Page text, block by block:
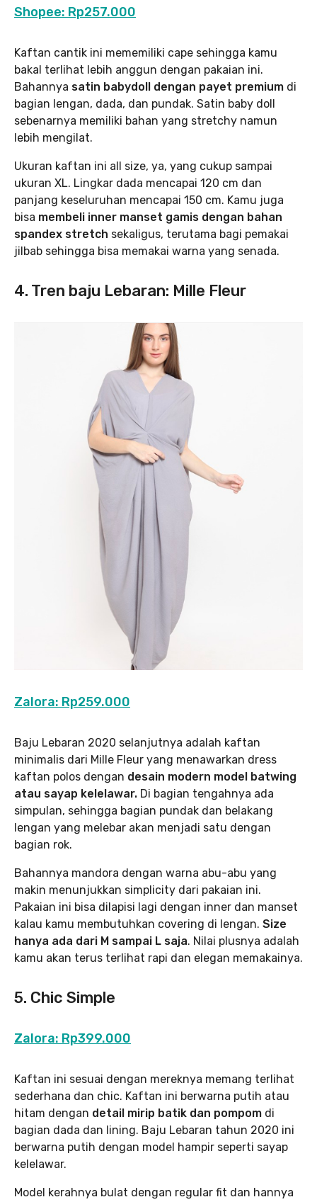
Shopee: Rp257.000
Kaftan cantik ini mememiliki cape sehingga kamu
bakal terlihat lebih anggun dengan pakaian ini.
Bahannya satin babydoll dengan payet premium di
bagian lengan, dada, dan pundak. Satin baby doll
sebenarnya memiliki bahan yang stretchy namun
lebih mengilat.
Ukuran kaftan ini all size, ya, yang cukup sampai
ukuran XL. Lingkar dada mencapai 120 cm dan
panjang keseluruhan mencapai 150 cm. Kamu juga
bisa membeli inner manset gamis dengan bahan
spandex stretch sekaligus, terutama bagi pemakai
jilbab sehingga bisa memakai warna yang senada.
4. Tren baju Lebaran: Mille Fleur
Zalora: Rp259.000
Baju Lebaran 2020 selanjutnya adalah kaftan
minimalis dari Mille Fleur yang menawarkan dress
kaftan polos dengan desain modern model batwing
atau sayap kelelawar. Di bagian tengahnya ada
simpulan, sehingga bagian pundak dan belakang
lengan yang melebar akan menjadi satu dengan
bagian rok.
Bahannya mandora dengan warna abu-abu yang
makin menunjukkan simplicity dari pakaian ini.
Pakaian ini bisa dilapisi lagi dengan inner dan manset
kalau kamu membutuhkan covering di lengan. Size
hanya ada dari M sampai L saja. Nilai plusnya adalah
kamu akan terus terlihat rapi dan elegan memakainya.
5. Chic Simple
Zalora: Rp399.000
Kaftan ini sesuai dengan mereknya memang terlihat
sederhana dan chic. Kaftan ini berwarna putih atau
hitam dengan detail mirip batik dan pompom di
bagian dada dan lining. Baju Lebaran tahun 2020 ini
berwarna putih dengan model hampir seperti sayap
kelelawar.
Model kerahnya bulat dengan regular fit dan hannya